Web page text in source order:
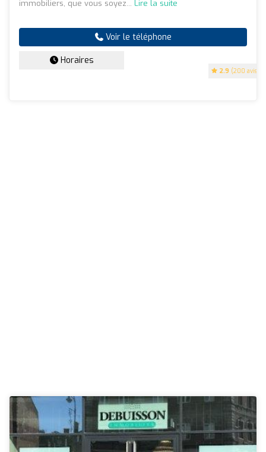
2.9 (200 avis)
immobiliers, que vous soyez... Lire la suite
Voir le téléphone
Horaires